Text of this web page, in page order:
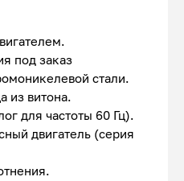
под заказ
стали.
из витона.
для частоты 60 Гц).
двигатель (серия